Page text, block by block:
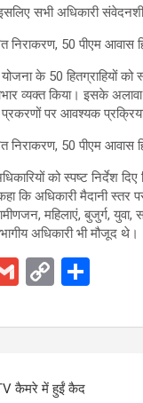
सभी अधिकारी
के 50 हितग्राहियों को
व्यक्त किया। इसके
पर आवश्यक
को स्पष्ट निर्देश
कहा कि अधिकारी
महिलाएं, बुजुर्ग, युवा,
अधिकारी भी मौजूद थे।
G
ail
C
py
n
ar
कैमरे में हुईं कैद